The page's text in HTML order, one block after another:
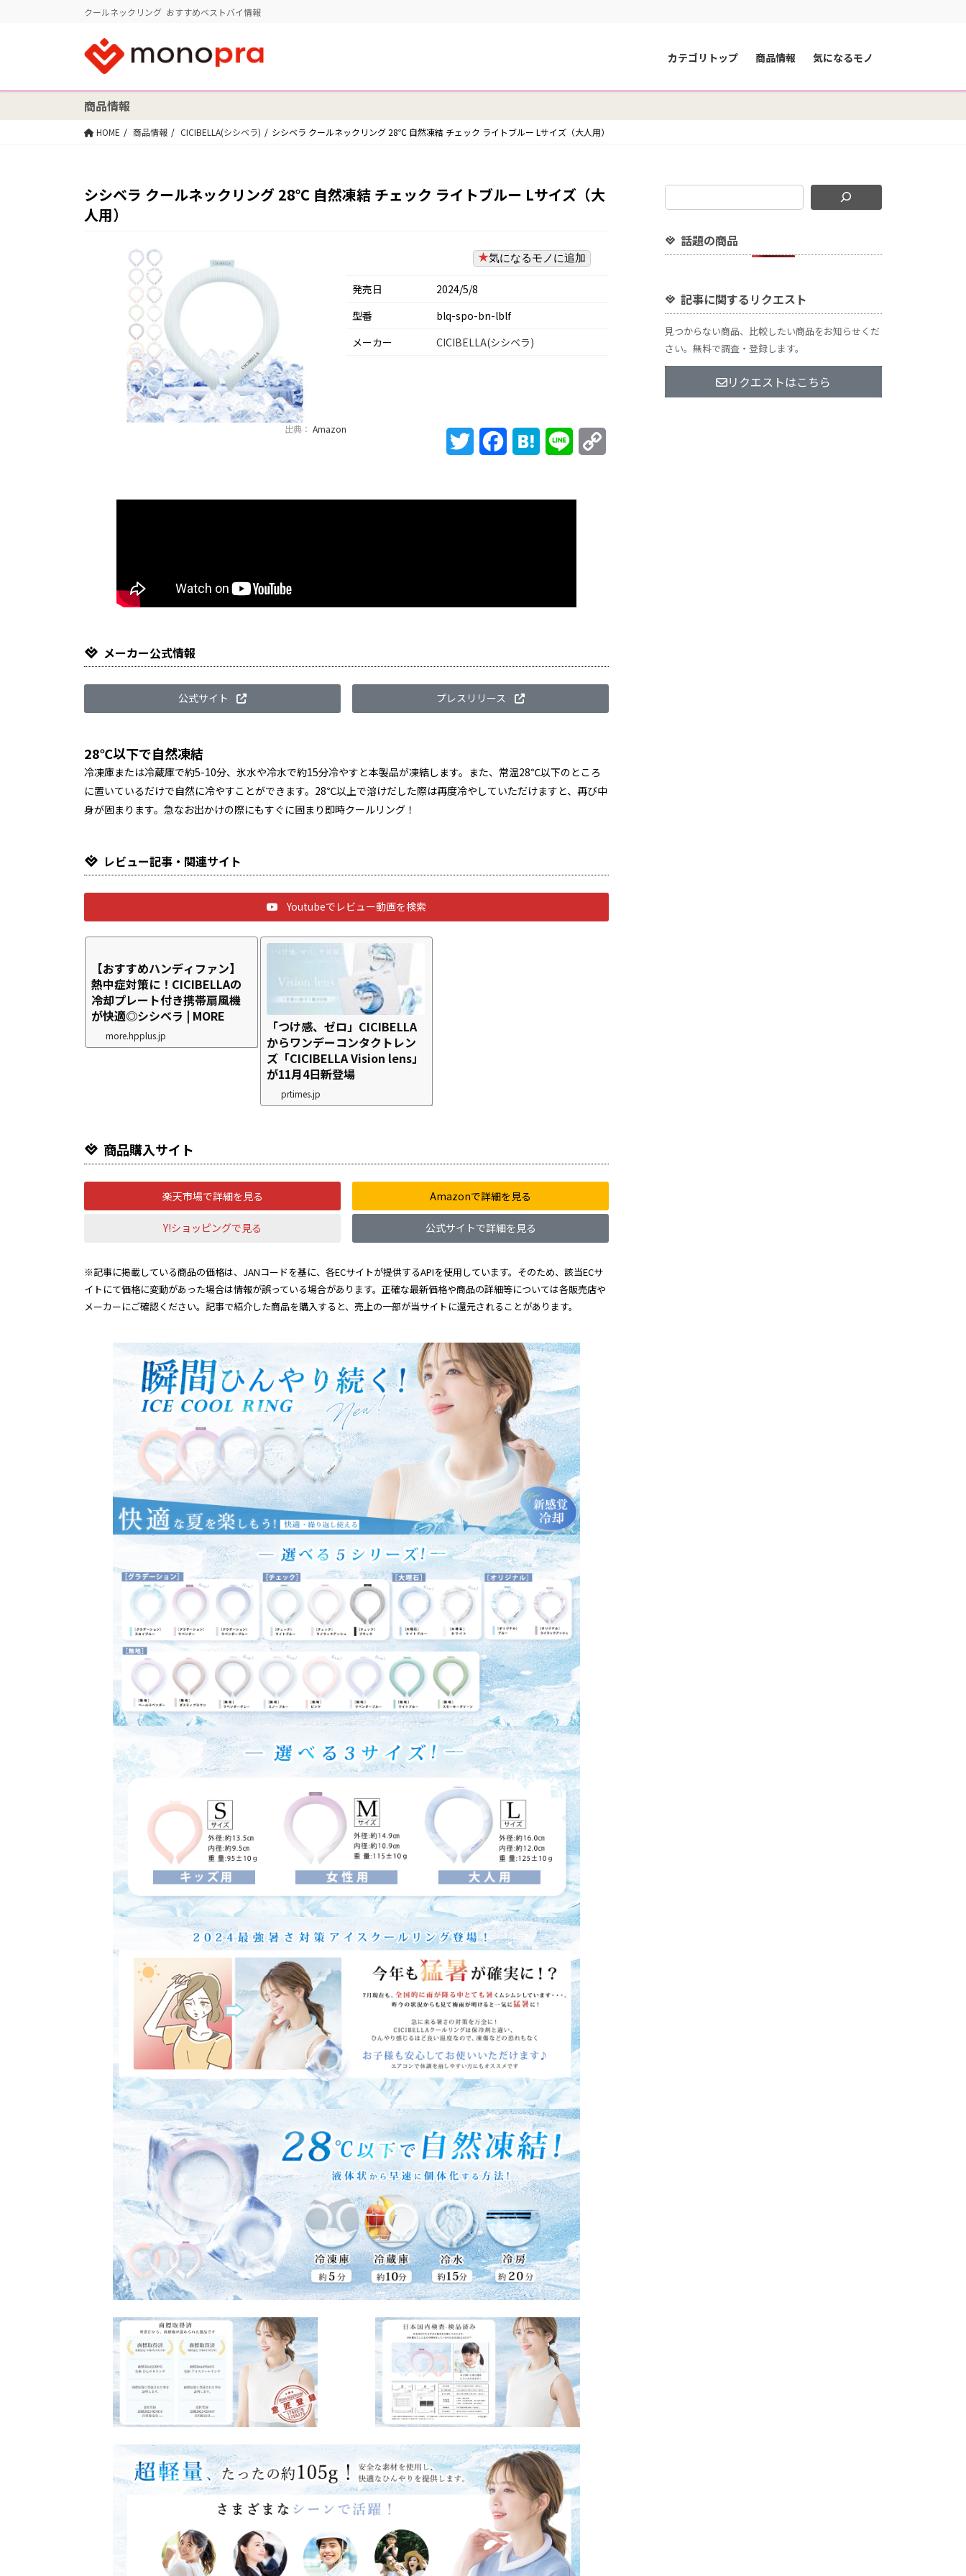
クールネックリング おすすめベストバイ情報
カテゴリトップ 商品情報 気になるモノ
商品情報
HOME 商品情報 CICIBELLA(シシベラ) シシベラ クールネックリング 28℃ 自然凍結 チェック ライトブルー Lサイズ（大人用）
シシベラ クールネックリング 28℃ 自然凍結 チェック ライトブルー Lサイズ（大
人用）
出典： Amazon
気になるモノに追加
発売日
2024/5/8
型番
blq-spo-bn-lblf
メーカー
CICIBELLA(シシベラ)
Twitter FacebookHatena Line
メーカー公式情報
公式サイト プレスリリース
28℃以下で自然凍結
冷凍庫または冷蔵庫で約5-10分、氷水や冷水で約15分冷やすと本製品が凍結します。また、常温28℃以下のところ
に置いているだけで自然に冷やすことができます。28℃以上で溶けだした際は再度冷やしていただけますと、再び中
身が固まります。急なお出かけの際にもすぐに固まり即時クールリング！
レビュー記事・関連サイト
Youtubeでレビュー動画を検索
【おすすめハンディファン】
熱中症対策に！CICIBELLAの
冷却プレート付き携帯扇風機
が快適◎シシベラ | MORE
more.hpplus.jp
「つけ感、ゼロ」CICIBELLA
からワンデーコンタクトレン
ズ「CICIBELLA Vision lens」
が11月4日新登場
prtimes.jp
商品購入サイト
楽天市場で詳細を見る Amazonで詳細を見る
Y!ショッピングで見る 公式サイトで詳細を見る
※記事に掲載している商品の価格は、JANコードを基に、各ECサイトが提供するAPIを使用しています。そのため、該当ECサ
イトにて価格に変動があった場合は情報が誤っている場合があります。正確な最新価格や商品の詳細等については各販売店や
メーカーにご確認ください。記事で紹介した商品を購入すると、売上の一部が当サイトに還元されることがあります。
話題の商品
記事に関するリクエスト
見つからない商品、比較したい商品をお知らせくだ
さい。無料で調査・登録します。
リクエストはこちら